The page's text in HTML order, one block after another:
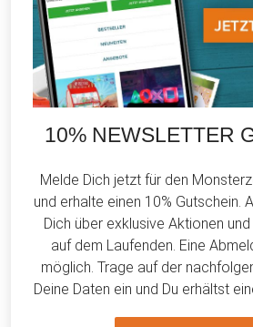
10% NEWSLETTER
Melde Dich jetzt für den
und erhalte einen 10% Gutschein.
Dich über exklusive Aktionen
auf dem Laufenden. Eine
möglich. Trage auf der
Deine Daten ein und Du erhältst